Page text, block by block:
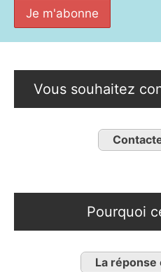
Vous souhaitez
Pourquoi
La réponse